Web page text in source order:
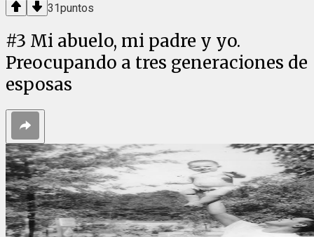
31puntos
#3 Mi abuelo, mi padre y yo.
Preocupando a tres generaciones de
esposas